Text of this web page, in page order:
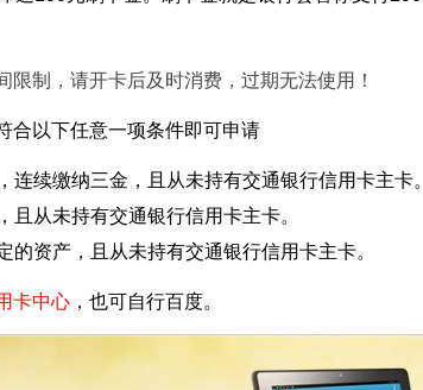
限制，请开卡后及时消费，过期无法使用！
合以下任意一项条件即可申请
连续缴纳三金，且从未持有交通银行信用卡主卡。
且从未持有交通银行信用卡主卡。
的资产，且从未持有交通银行信用卡主卡。
卡中心 ，也可自行百度。